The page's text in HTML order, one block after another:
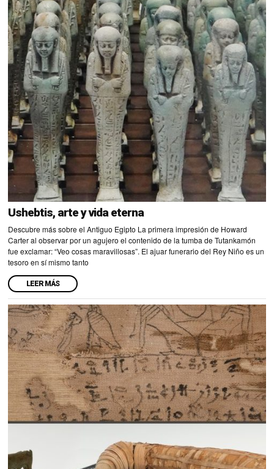
Ushebtis, arte y vida eterna
Descubre más sobre el Antiguo Egipto La primera impresión de Howard
Carter al observar por un agujero el contenido de la tumba de Tutankamón
fue exclamar: “Veo cosas maravillosas”. El ajuar funerario del Rey Niño es un
tesoro en sí mismo tanto
LEER MÁS